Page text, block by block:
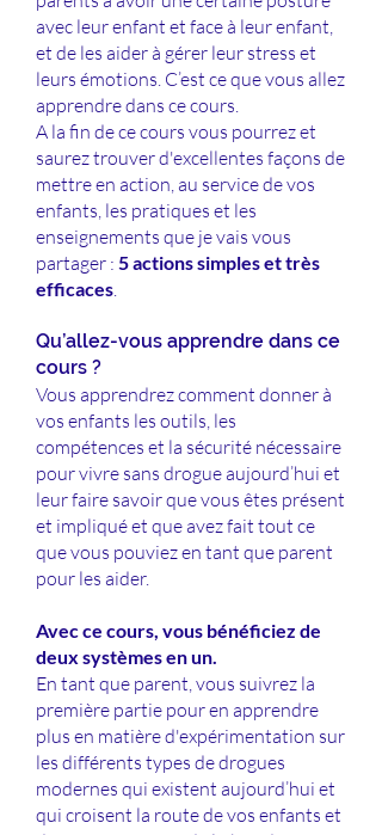
avec leur enfant et face à leur enfant,
et de les aider à gérer leur stress et
leurs émotions. C’est ce que vous allez
apprendre dans ce cours.
A la fin de ce cours vous pourrez et
saurez trouver d'excellentes façons de
mettre en action, au service de vos
enfants, les pratiques et les
enseignements que je vais vous
partager : 5 actions simples et très
efficaces.
Qu’allez-vous apprendre dans ce
cours ?
Vous apprendrez comment donner à
vos enfants les outils, les
compétences et la sécurité nécessaire
pour vivre sans drogue aujourd’hui et
leur faire savoir que vous êtes présent
et impliqué et que avez fait tout ce
que vous pouviez en tant que parent
pour les aider.
Avec ce cours, vous bénéficiez de
deux systèmes en un.
En tant que parent, vous suivrez la
première partie pour en apprendre
plus en matière d'expérimentation sur
les différents types de drogues
modernes qui existent aujourd’hui et
qui croisent la route de vos enfants et